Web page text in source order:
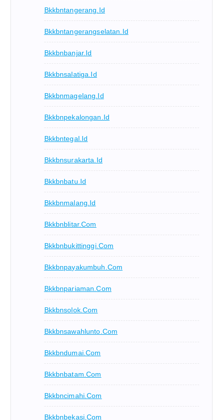
Bkkbntangerang.id
Bkkbntangerangselatan.id
Bkkbnbanjar.id
Bkkbnsalatiga.id
Bkkbnmagelang.id
Bkkbnpekalongan.id
Bkkbntegal.id
Bkkbnsurakarta.id
Bkkbnbatu.id
Bkkbnmalang.id
Bkkbnblitar.com
Bkkbnbukittinggi.com
Bkkbnpayakumbuh.com
Bkkbnpariaman.com
Bkkbnsolok.com
Bkkbnsawahlunto.com
Bkkbndumai.com
Bkkbnbatam.com
Bkkbncimahi.com
Bkkbnbekasi.com